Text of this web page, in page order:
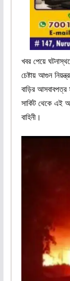
খবর পেয়ে
চেষ্টায় আগুন
বাড়ির
সার্কিট থেকে
বাহিনী।